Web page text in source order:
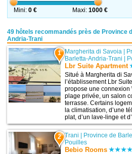
Mini: 0 € Maxi: 1000 €
49 hôtels recommandés près de Province
Andria-Trani
1 Margherita di Savoia |
Barletta-Andria-Trani |
Lbr Suite Apartment
Situé à Margherita di
l’établissement Lbr
propose une connexion
plage privée, un salon
terrasse. Certains
la climatisation, d’une
plat, d’un lave-linge et
2 Trani Province de
Pouilles
Bebio Rooms